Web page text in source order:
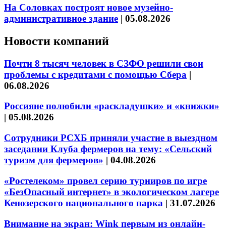
На Соловках построят новое музейно-
административное здание | 05.08.2026
Новости компаний
Почти 8 тысяч человек в СЗФО решили свои
проблемы с кредитами с помощью Сбера |
06.08.2026
Россияне полюбили «раскладушки» и «книжки»
| 05.08.2026
Сотрудники РСХБ приняли участие в выездном
заседании Клуба фермеров на тему: «Сельский
туризм для фермеров» | 04.08.2026
«Ростелеком» провел серию турниров по игре
«БезОпасный интернет» в экологическом лагере
Кенозерского национального парка | 31.07.2026
Внимание на экран: Wink первым из онлайн-